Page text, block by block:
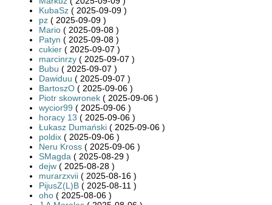
KubaSz ( 2025-09-09 )
pz ( 2025-09-09 )
Mario ( 2025-09-08 )
Patyn ( 2025-09-08 )
cukier ( 2025-09-07 )
marcinrzy ( 2025-09-07 )
Bubu ( 2025-09-07 )
Dawiduu ( 2025-09-07 )
BartoszO ( 2025-09-06 )
Piotr skowronek ( 2025-09-06 )
wycior99 ( 2025-09-06 )
horacy 13 ( 2025-09-06 )
Łukasz Dumański ( 2025-09-06 )
poldix ( 2025-09-06 )
Neru Kross ( 2025-09-06 )
SMagda ( 2025-08-29 )
dejw ( 2025-08-28 )
murarzxvii ( 2025-08-16 )
PijusZ(L)B ( 2025-08-11 )
oho ( 2025-08-06 )